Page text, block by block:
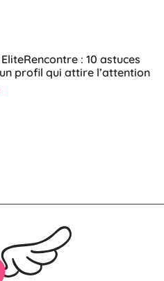
: 10 astuces
profil qui attire l’attention